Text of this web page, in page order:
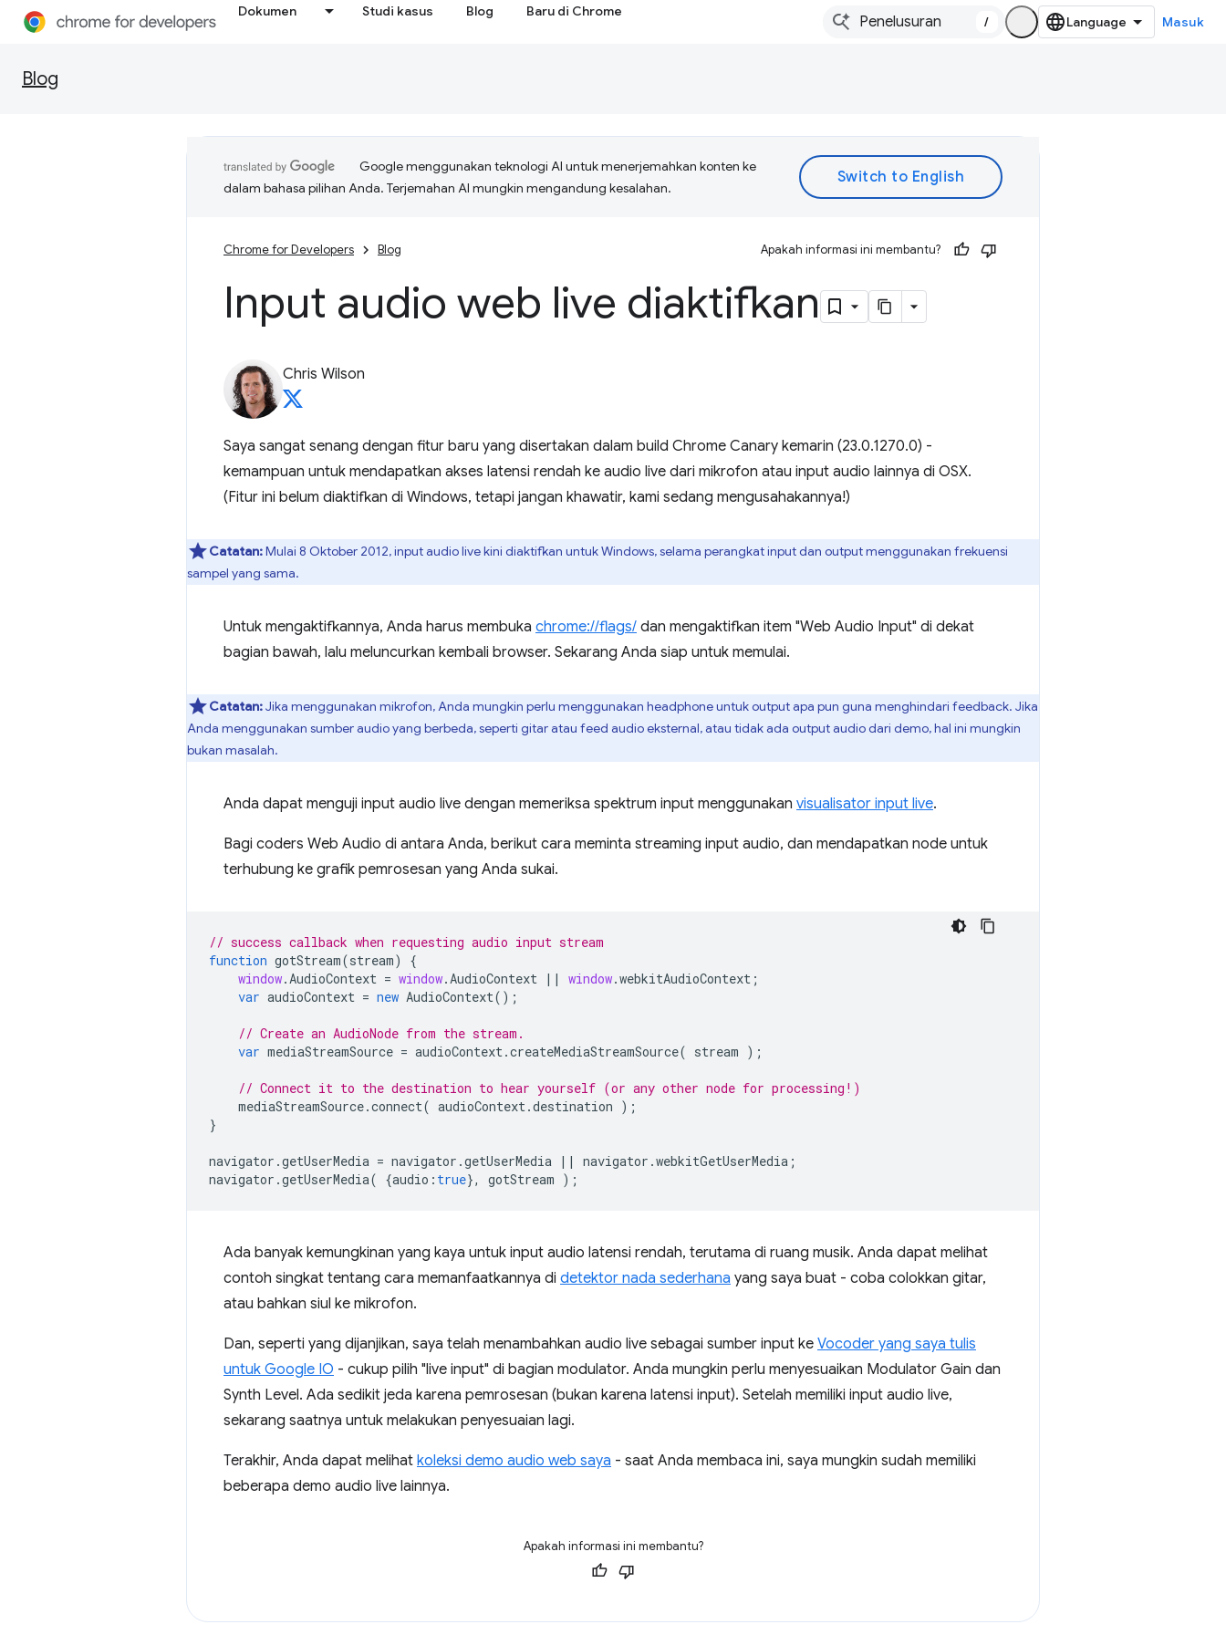
Dokumen Studi kasus Blog Baru di Chrome
/ Masuk
Blog
Google menggunakan teknologi AI untuk menerjemahkan konten ke
dalam bahasa pilihan Anda. Terjemahan AI mungkin mengandung kesalahan.
Chrome for Developers Blog Apakah informasi ini membantu?
Input audio web live diaktifkan
Chris Wilson
Saya sangat senang dengan fitur baru yang disertakan dalam build Chrome Canary kemarin (23.0.1270.0) -
kemampuan untuk mendapatkan akses latensi rendah ke audio live dari mikrofon atau input audio lainnya di OSX.
(Fitur ini belum diaktifkan di Windows, tetapi jangan khawatir, kami sedang mengusahakannya!)
Catatan:Mulai 8 Oktober 2012, input audio live kini diaktifkan untuk Windows, selama perangkat input dan output menggunakan frekuensi
sampel yang sama.
Untuk mengaktifkannya, Anda harus membuka chrome://flags/ dan mengaktifkan item "Web Audio Input" di dekat
bagian bawah, lalu meluncurkan kembali browser. Sekarang Anda siap untuk memulai.
Catatan:Jika menggunakan mikrofon, Anda mungkin perlu menggunakan headphone untuk output apa pun guna menghindari feedback. Jika
Anda menggunakan sumber audio yang berbeda, seperti gitar atau feed audio eksternal, atau tidak ada output audio dari demo, hal ini mungkin
bukan masalah.
Anda dapat menguji input audio live dengan memeriksa spektrum input menggunakan visualisator input live.
Bagi coders Web Audio di antara Anda, berikut cara meminta streaming input audio, dan mendapatkan node untuk
terhubung ke grafik pemrosesan yang Anda sukai.
// success callback when requesting audio input stream
function gotStream(stream)
{
window.AudioContext = window.AudioContext || window.webkitAudioContext ;
var audioContext = new AudioContext();
// Create an AudioNode from the stream.
var mediaStreamSource = audioContext.createMediaStreamSource( stream );
// Connect it to the destination to hear yourself (or any other node for processing!)
mediaStreamSource.connect( audioContext.destination );
}
navigator .getUserMedia = navigator .getUserMedia || navigator .webkitGetUserMedia ;
navigator .getUserMedia( {audio : true}, gotStream );
Ada banyak kemungkinan yang kaya untuk input audio latensi rendah, terutama di ruang musik. Anda dapat melihat
contoh singkat tentang cara memanfaatkannya di detektor nada sederhana yang saya buat - coba colokkan gitar,
atau bahkan siul ke mikrofon.
Dan, seperti yang dijanjikan, saya telah menambahkan audio live sebagai sumber input ke Vocoder yang saya tulis
untuk Google IO - cukup pilih "live input" di bagian modulator. Anda mungkin perlu menyesuaikan Modulator Gain dan
Synth Level. Ada sedikit jeda karena pemrosesan (bukan karena latensi input). Setelah memiliki input audio live,
sekarang saatnya untuk melakukan penyesuaian lagi.
Terakhir, Anda dapat melihat koleksi demo audio web saya - saat Anda membaca ini, saya mungkin sudah memiliki
beberapa demo audio live lainnya.
Apakah informasi ini membantu?